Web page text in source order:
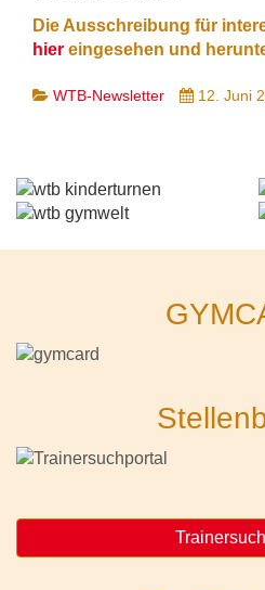
Die Ausschreibung für
hier eingesehen und
WTB-Newsletter 12. Juni